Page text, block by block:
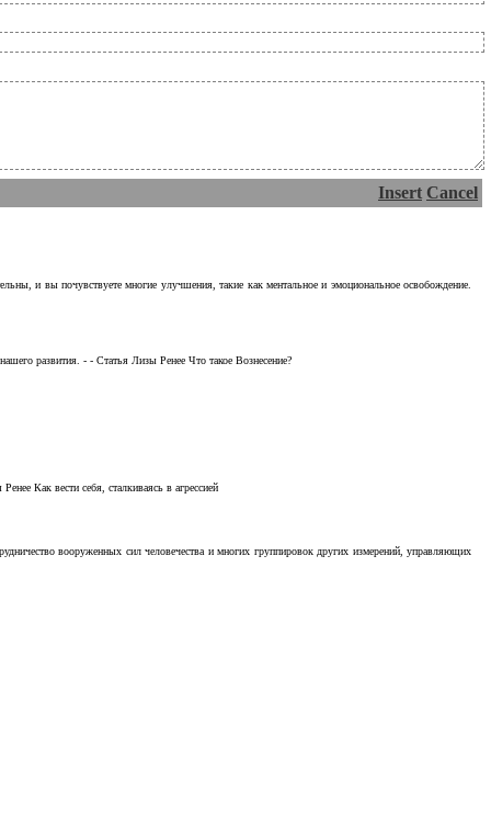
Insert Cancel
и вы почувствуете многие улучшения, такие как ментальное и эмоциональное освобождение.
развития. - - Статья Лизы Ренее Что такое Вознесение?
Как вести себя, сталкиваясь в агрессией
вооруженных сил человечества и многих группировок других измерений, управляющих